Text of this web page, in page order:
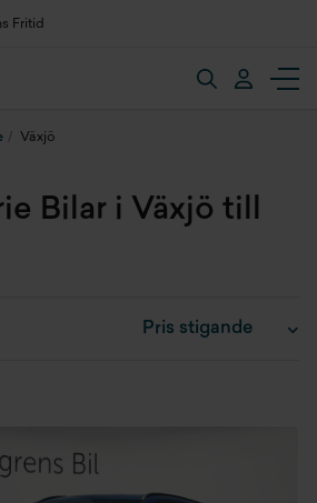
Fritid
Växjö
Bilar i Växjö till